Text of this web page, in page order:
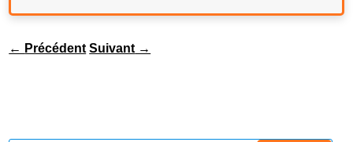
← Précédent Suivant →